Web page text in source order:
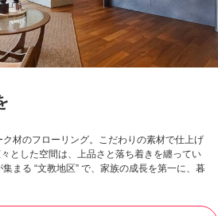
材のフローリング。こだわりの素材で仕上げ
とした空間は、上品さと落ち着きを纏ってい
まる “文教地区” で、家族の成長を第一に、暮